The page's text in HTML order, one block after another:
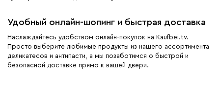
Удобный онлайн-шопинг и быстрая доставка
Наслаждайтесь удобством онлайн-покупок на Kaufbei.tv.
Просто выберите любимые продукты из нашего ассортимента
деликатесов и антипасти, а мы позаботимся о быстрой и
безопасной доставке прямо к вашей двери.